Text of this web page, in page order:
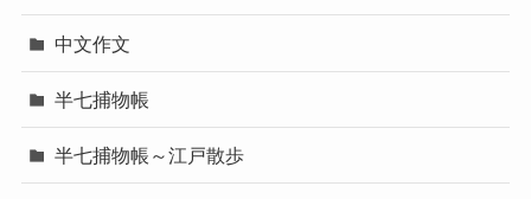
中文作文
半七捕物帳
半七捕物帳～江戸散歩